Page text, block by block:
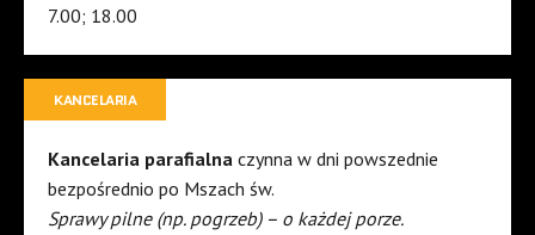
7.00; 18.00
KANCELARIA
Kancelaria parafialna czynna w dni powszednie
bezpośrednio po Mszach św.
Sprawy pilne (np. pogrzeb) – o każdej porze.